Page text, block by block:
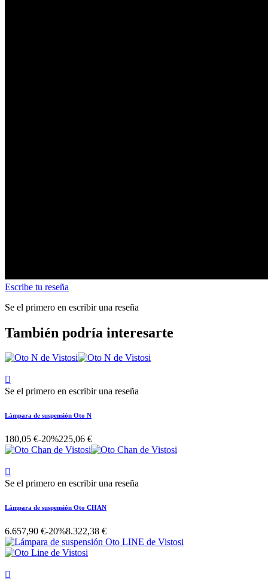
Escribe tu reseña
Se el primero en escribir una reseña
También podría interesarte

Se el primero en escribir una reseña
Lámpara de suspensión Oto N
180,05 €-20%225,06 €

Se el primero en escribir una reseña
Lámpara de suspensión Oto CHAN
6.657,90 €-20%8.322,38 €
